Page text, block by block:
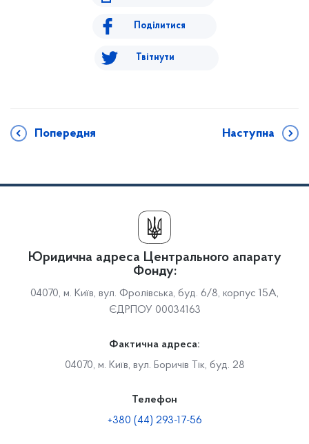
Поділитися
Твітнути
Попередня Наступна
Юридична адреса Центрального апарату
Фонду:
04070, м. Київ, вул. Фролівська, буд. 6/8, корпус 15А,
ЄДРПОУ 00034163
Фактична адреса:
04070, м. Київ, вул. Боричів Тік, буд. 28
Телефон
+380 (44) 293-17-56